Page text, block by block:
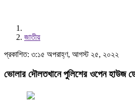
জাতীয়
প্রকাশিত: ৩:১৫ অপরাহ্ণ, আগস্ট ২৫, ২০২২
ভোলার দৌলতখানে পুলিশের ওপেন হাউজ